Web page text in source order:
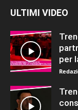
ULTIMI VIDEO
per